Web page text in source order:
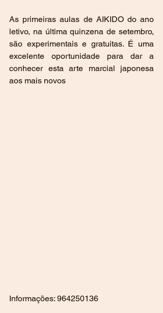
As primeiras aulas de AIKIDO do ano
letivo, na última quinzena de setembro,
são experimentais e gratuitas. É uma
excelente oportunidade para dar a
conhecer esta arte marcial japonesa
aos mais novos
Informações: 964250136